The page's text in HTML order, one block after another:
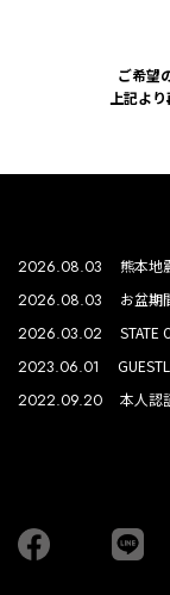
ご希望
上記よ
2026.08.03 熊本地
2026.08.03 お盆期
2026.03.02 STATE
2023.06.01
2022.09.20 本人認
Facebook